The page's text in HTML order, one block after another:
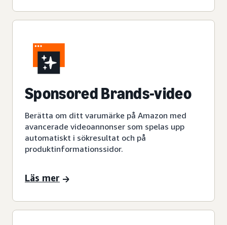
Sponsored Brands-video
Berätta om ditt varumärke på Amazon med
avancerade videoannonser som spelas upp
automatiskt i sökresultat och på
produktinformationssidor.
Läs mer